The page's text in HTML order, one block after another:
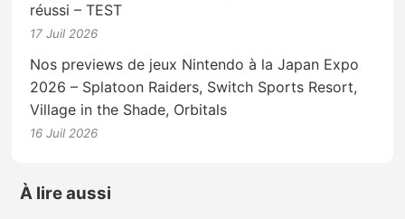
réussi – TEST
17 Juil 2026
Nos previews de jeux Nintendo à la Japan Expo
2026 – Splatoon Raiders, Switch Sports Resort,
Village in the Shade, Orbitals
16 Juil 2026
À lire aussi